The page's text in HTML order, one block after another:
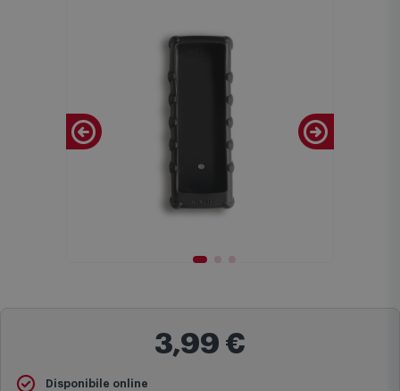
3,99 €
Disponibile online